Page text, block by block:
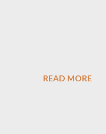
READ MORE